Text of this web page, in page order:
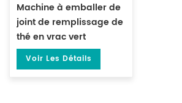
Machine à emballer de
joint de remplissage de
thé en vrac vert
préfabriqué de 500
grammes DL-DBZ-500
Voir Les Détails